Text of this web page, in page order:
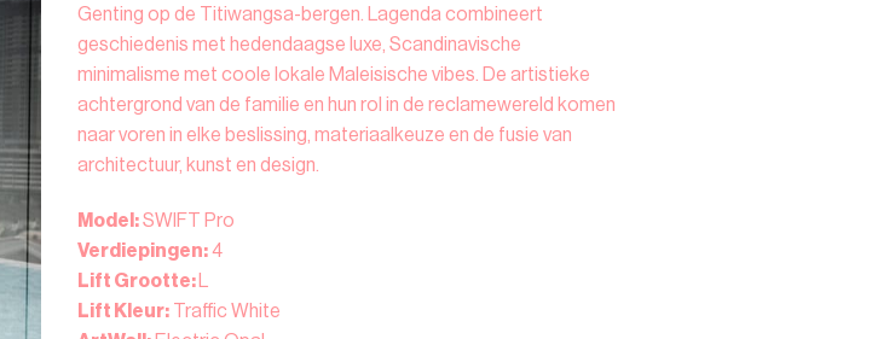
Genting op de Titiwangsa-bergen. Lagenda combineert
geschiedenis met hedendaagse luxe, Scandinavische
minimalisme met coole lokale Maleisische vibes. De artistieke
achtergrond van de familie en hun rol in de reclamewereld komen
naar voren in elke beslissing, materiaalkeuze en de fusie van
architectuur, kunst en design.
Model:SWIFT Pro
Verdiepingen:4
Lift Grootte:
Lift Kleur: Traffic White